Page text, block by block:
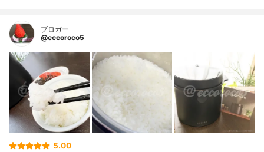
ブロガー
@eccoroco5
5.00